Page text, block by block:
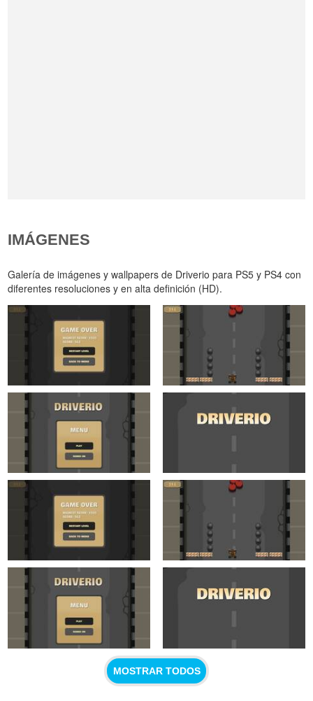
IMÁGENES
Galería de imágenes y wallpapers de Driverio para PS5 y PS4 con
diferentes resoluciones y en alta definición (HD).
MOSTRAR TODOS